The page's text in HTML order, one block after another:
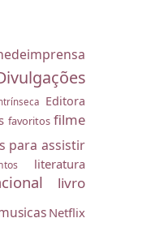
Editora
favoritos filme
para assistir
literatura
livro
Netflix